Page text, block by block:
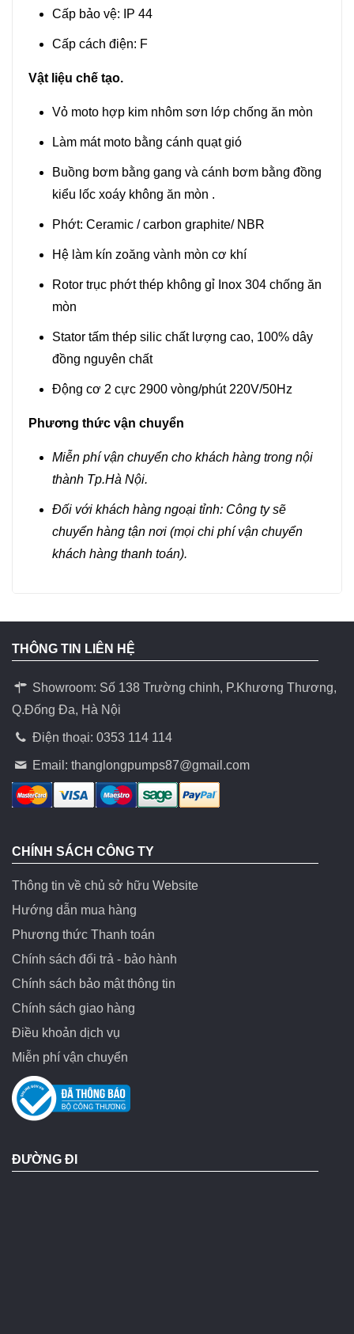
Cấp bảo vệ: IP 44
Cấp cách điện: F
Vật liệu chế tạo.
Vỏ moto hợp kim nhôm sơn lớp chống ăn mòn
Làm mát moto bằng cánh quạt gió
Buồng bơm bằng gang và cánh bơm bằng đồng
kiểu lốc xoáy không ăn mòn .
Phớt: Ceramic / carbon graphite/ NBR
Hệ làm kín zoăng vành mòn cơ khí
Rotor trục phớt thép không gỉ Inox 304 chống ăn
mòn
Stator tấm thép silic chất lượng cao, 100% dây
đồng nguyên chất
Động cơ 2 cực 2900 vòng/phút 220V/50Hz
Phương thức vận chuyển
Miễn phí vận chuyển cho khách hàng trong nội
thành Tp.Hà Nội.
Đối với khách hàng ngoại tỉnh: Công ty sẽ
chuyển hàng tận nơi (mọi chi phí vận chuyển
khách hàng thanh toán).
THÔNG TIN LIÊN HỆ
Showroom: Số 138 Trường chinh, P.Khương Thương,
Q.Đống Đa, Hà Nội
Điện thoại: 0353 114 114
Email:thanglongpumps87@gmail.com
CHÍNH SÁCH CÔNG TY
Thông tin về chủ sở hữu Website
Hướng dẫn mua hàng
Phương thức Thanh toán
Chính sách đổi trả - bảo hành
Chính sách bảo mật thông tin
Chính sách giao hàng
Điều khoản dịch vụ
Miễn phí vận chuyển
ĐƯỜNG ĐI